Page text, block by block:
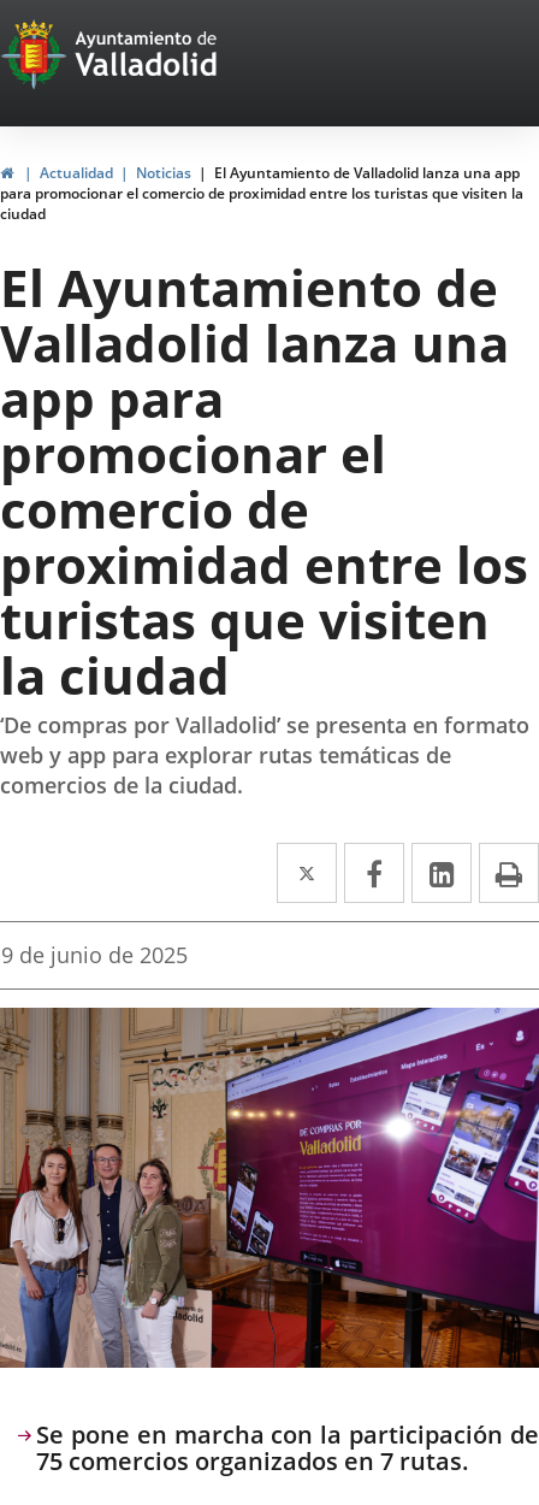
Portal
Web
del
Ayuntamiento
de
Valladolid
HomeActualidad Noticias
El Ayuntamiento de Valladolid lanza una app
para promocionar el comercio de proximidad entre los turistas que visiten la
ciudad
El Ayuntamiento de
Valladolid lanza una
app para
promocionar el
comercio de
proximidad entre los
turistas que visiten
la ciudad
‘De compras por Valladolid’ se presenta en formato
web y app para explorar rutas temáticas de
comercios de la ciudad.
Twitter
Enlace
a
aplicación
externa.
Facebook
Enlace
a
aplicación
externa.
Enlace
a
Fecha
la
noticia
9 de junio de 2025
Descripción
Se pone en marcha con la participación de
75 comercios organizados en 7 rutas.